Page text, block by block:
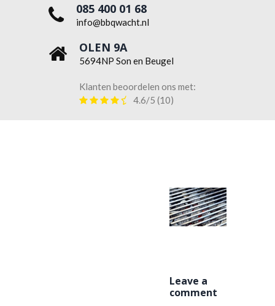
085 400 01 68
info@bbqwacht.nl
OLEN 9A
5694NP Son en Beugel
Klanten beoordelen ons met:
4.6/5 (10)
Leave a
comment